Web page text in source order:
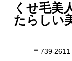
くせ毛美
たらしい
〒739-2611